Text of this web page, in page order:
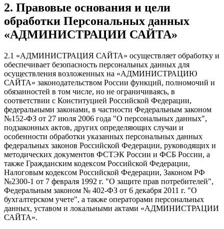
2. Правовые основания и цели
обработки Персональных данных
«АДМИНИСТРАЦИИ САЙТА»
2.1 «АДМИНИСТРАЦИЯ САЙТА» осуществляет обработку и
обеспечивает безопасность персональных данных для
осуществления возложенных на «АДМИНИСТРАЦИЮ
САЙТА» законодательством России функций, полномочий и
обязанностей в том числе, но не ограничиваясь, в
соответствии с Конституцией Российской Федерации,
федеральными законами, в частности Федеральным законом
№152-ФЗ от 27 июля 2006 года "О персональных данных",
подзаконных актов, других определяющих случаи и
особенности обработки указанных персональных данных
федеральных законов Российской Федерации, руководящих и
методических документов ФСТЭК России и ФСБ России, а
также Гражданским кодексом Российской Федерации,
Налоговым кодексом Российской Федерации, Законом РФ
№2300-1 от 7 февраля 1992 г. "О защите прав потребителей",
Федеральным законом № 402-ФЗ от 6 декабря 2011 г. "О
бухгалтерском учете", а также операторами персональных
данных, уставом и локальными актами «АДМИНИСТРАЦИИ
САЙТА».